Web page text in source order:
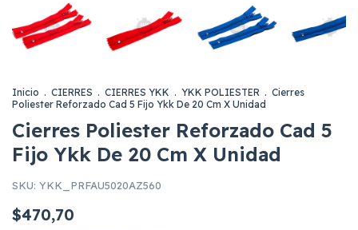
Inicio . CIERRES . CIERRES YKK . YKK POLIESTER . Cierres
Poliester Reforzado Cad 5 Fijo Ykk De 20 Cm X Unidad
Cierres Poliester Reforzado Cad 5
Fijo Ykk De 20 Cm X Unidad
SKU: YKK_PRFAU5020AZ560
$470,70